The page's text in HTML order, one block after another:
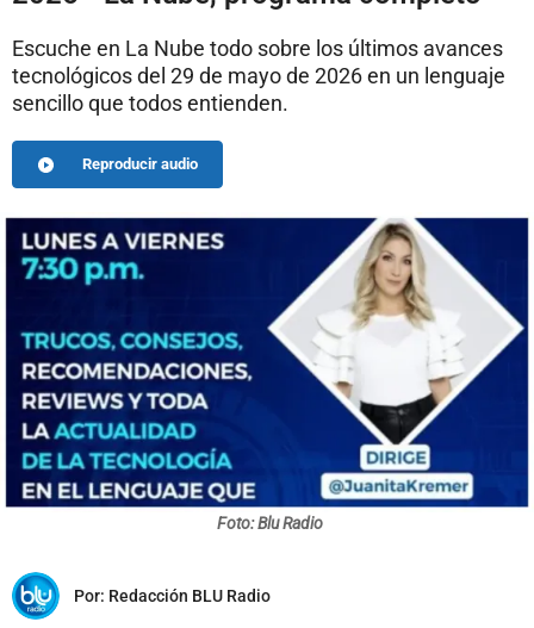
Escuche en La Nube todo sobre los últimos avances
tecnológicos del 29 de mayo de 2026 en un lenguaje
sencillo que todos entienden.
Reproducir audio
Foto: Blu Radio
Por: Redacción BLU Radio